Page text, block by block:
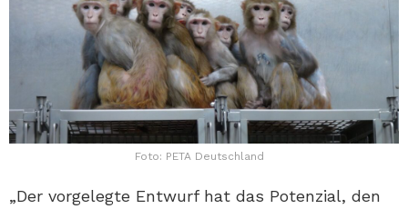
Foto: PETA Deutschland
„Der vorgelegte Entwurf hat das Potenzial, den